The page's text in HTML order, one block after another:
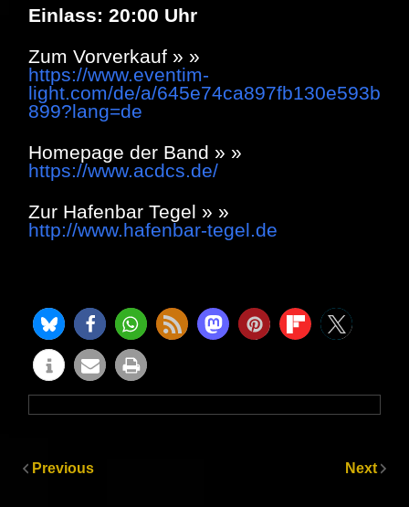
Einlass: 20:00 Uhr
Zum Vorverkauf » »
https://www.eventim-
light.com/de/a/645e74ca897fb130e593b
899?lang=de
Homepage der Band » »
https://www.acdcs.de/
Zur Hafenbar Tegel » »
http://www.hafenbar-tegel.de
Previous Next